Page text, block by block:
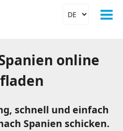
online
schnell und einfach
Spanien schicken.